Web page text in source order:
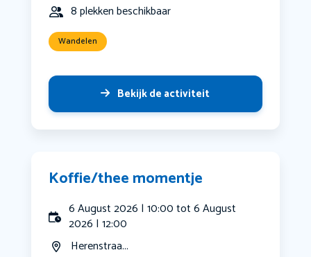
8 plekken beschikbaar
Wandelen
Bekijk de activiteit
Koffie/thee momentje
6 August 2026 | 10:00 tot 6 August
2026 | 12:00
Herenstraa...